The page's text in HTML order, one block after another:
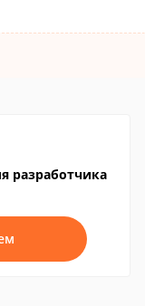
разработчика